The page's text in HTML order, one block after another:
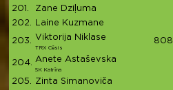
201. Zane Dziļuma
202.
Laine Kuzmane
203. Viktorija Niklase
TRX Cēsis
808
204. Anete Astaševska
SK Katrīna
205. Zinta Simanoviča